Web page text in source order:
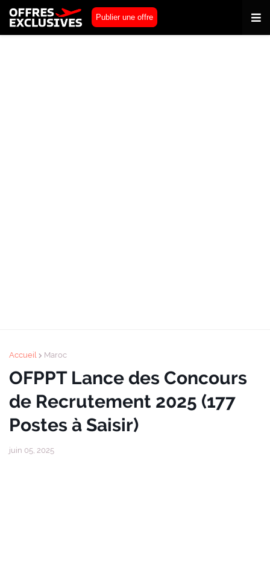
Publier une offre
Accueil Maroc
OFPPT Lance des Concours
de Recrutement 2025 (177
Postes à Saisir)
juin 05, 2025